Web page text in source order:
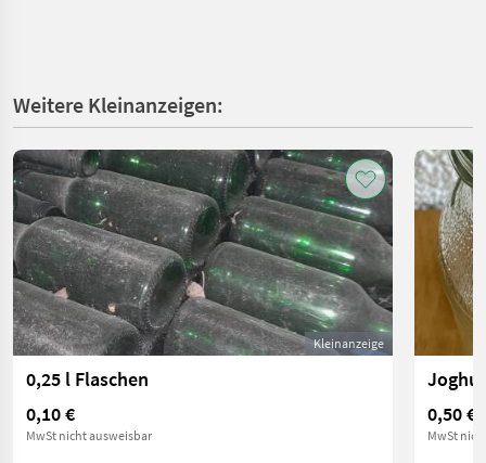
Weitere Kleinanzeigen:
Kleinanzeige
0,25 l Flaschen
0,10 €
MwSt nicht ausweisbar
0,50 €
MwSt